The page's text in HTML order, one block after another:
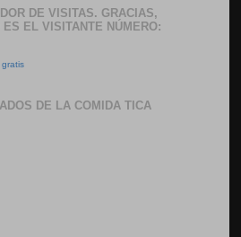
DE VISITAS. GRACIAS,
ES EL VISITANTE NÚMERO:
DE LA COMIDA TICA